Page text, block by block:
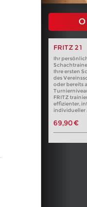
FRITZ 21
Ihr
Ihre ersten
des
oder bereits
FRITZ
effizienter,
individueller
69,90 €